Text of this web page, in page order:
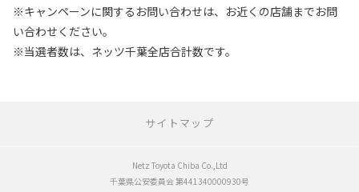
※キャンペーンに関するお問い合わせは、お近くの店舗までお問
い合わせください。
※当選者数は、ネッツ千葉全店合計数です。
サイトマップ
Netz Toyota Chiba Co.,Ltd
千葉県公安委員会 第441340000930号